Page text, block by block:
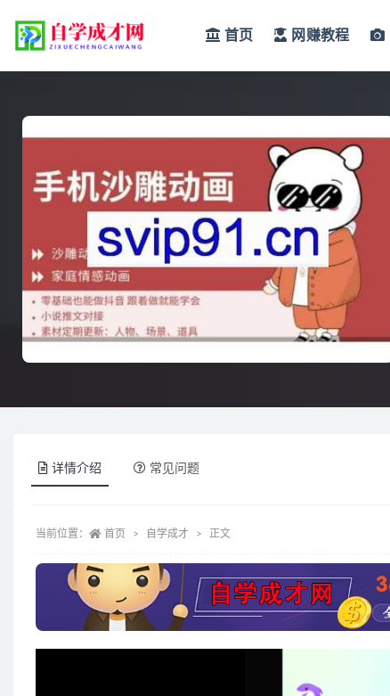
首页 网赚教程
详情介绍 常见问题
当前位置： 首页 自学成才 正文